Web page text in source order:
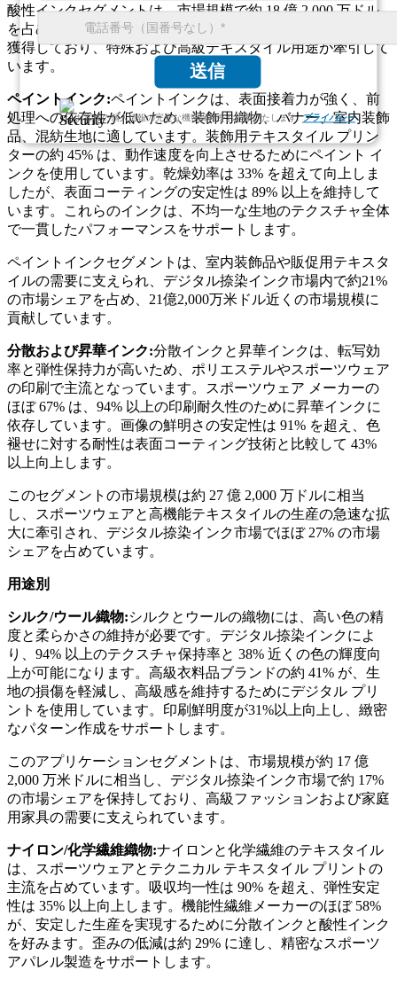
送信
お客様の個人情報の完全な機密保持をお約束いたします.プライバシー
酸性インクセグメントは、市場規模で約 18 億 2,000 万ドル
を占め、デジタル捺染インク市場で約 18% の市場シェアを
獲得しており、特殊および高級テキスタイル用途が牽引して
います。
ペイントインク:ペイントインクは、表面接着力が強く、前
処理への依存性が低いため、装飾用織物、バナー、室内装飾
品、混紡生地に適しています。装飾用テキスタイル プリン
ターの約 45% は、動作速度を向上させるためにペイント イ
ンクを使用しています。乾燥効率は 33% を超えて向上しま
したが、表面コーティングの安定性は 89% 以上を維持して
います。これらのインクは、不均一な生地のテクスチャ全体
で一貫したパフォーマンスをサポートします。
ペイントインクセグメントは、室内装飾品や販促用テキスタ
イルの需要に支えられ、デジタル捺染インク市場内で約21%
の市場シェアを占め、21億2,000万米ドル近くの市場規模に
貢献しています。
分散および昇華インク:分散インクと昇華インクは、転写効
率と弾性保持力が高いため、ポリエステルやスポーツウェア
の印刷で主流となっています。スポーツウェア メーカーの
ほぼ 67% は、94% 以上の印刷耐久性のために昇華インクに
依存しています。画像の鮮明さの安定性は 91% を超え、色
褪せに対する耐性は表面コーティング技術と比較して 43%
以上向上します。
このセグメントの市場規模は約 27 億 2,000 万ドルに相当
し、スポーツウェアと高機能テキスタイルの生産の急速な拡
大に牽引され、デジタル捺染インク市場でほぼ 27% の市場
シェアを占めています。
用途別
シルク/ウール織物:シルクとウールの織物には、高い色の精
度と柔らかさの維持が必要です。デジタル捺染インクによ
り、94% 以上のテクスチャ保持率と 38% 近くの色の輝度向
上が可能になります。高級衣料品ブランドの約 41% が、生
地の損傷を軽減し、高級感を維持するためにデジタル プリ
ントを使用しています。印刷鮮明度が31%以上向上し、緻密
なパターン作成をサポートします。
このアプリケーションセグメントは、市場規模が約 17 億
2,000 万米ドルに相当し、デジタル捺染インク市場で約 17%
の市場シェアを保持しており、高級ファッションおよび家庭
用家具の需要に支えられています。
ナイロン/化学繊維織物:ナイロンと化学繊維のテキスタイル
は、スポーツウェアとテクニカル テキスタイル プリントの
主流を占めています。吸収均一性は 90% を超え、弾性安定
性は 35% 以上向上します。機能性繊維メーカーのほぼ 58%
が、安定した生産を実現するために分散インクと酸性インク
を好みます。歪みの低減は約 29% に達し、精密なスポーツ
アパレル製造をサポートします。